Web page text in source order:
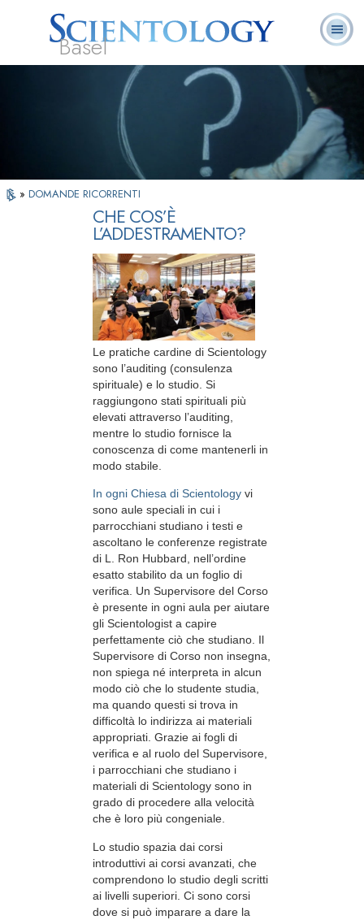
Basel
Che cos’è
Scientology?
Ministri
Volontari
Domande
ricorrenti
» DOMANDE RICORRENTI
CHE COS’È
L’ADDESTRAMENTO?
Le pratiche cardine di Scientology
sono l’auditing (consulenza
spirituale) e lo studio. Si
raggiungono stati spirituali più
elevati attraverso l’auditing,
mentre lo studio fornisce la
conoscenza di come mantenerli in
modo stabile.
In ogni Chiesa di Scientology vi
sono aule speciali in cui i
parrocchiani studiano i testi e
ascoltano le conferenze registrate
di L. Ron Hubbard, nell’ordine
esatto stabilito da un foglio di
verifica. Un Supervisore del Corso
è presente in ogni aula per aiutare
gli Scientologist a capire
perfettamente ciò che studiano. Il
Supervisore di Corso non insegna,
non spiega né interpreta in alcun
modo ciò che lo studente studia,
ma quando questi si trova in
difficoltà lo indirizza ai materiali
appropriati. Grazie ai fogli di
verifica e al ruolo del Supervisore,
i parrocchiani che studiano i
materiali di Scientology sono in
grado di procedere alla velocità
che è loro più congeniale.
Lo studio spazia dai corsi
introduttivi ai corsi avanzati, che
comprendono lo studio degli scritti
ai livelli superiori. Ci sono corsi
dove si può imparare a dare la